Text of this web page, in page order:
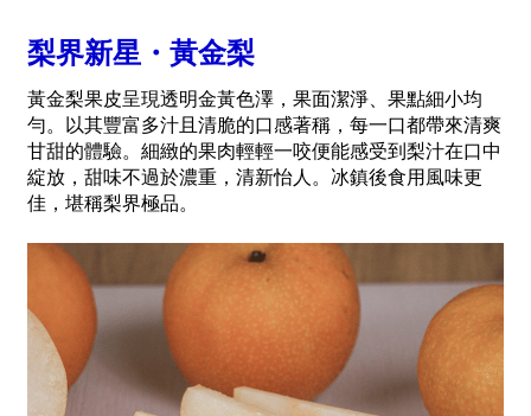
梨界新星・黃金梨
黃金梨果皮呈現透明金黃色澤，果面潔淨、果點細小均
勻。以其豐富多汁且清脆的口感著稱，每一口都帶來清爽
甘甜的體驗。細緻的果肉輕輕一咬便能感受到梨汁在口中
綻放，甜味不過於濃重，清新怡人。冰鎮後食用風味更
佳，堪稱梨界極品。